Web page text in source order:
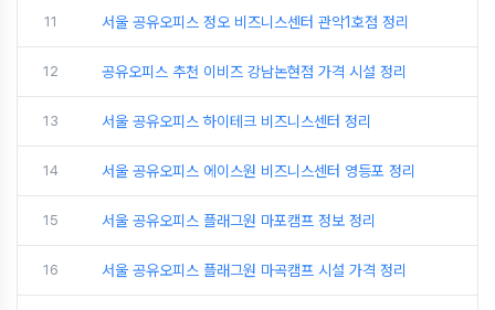
11 서울 공유오피스 정오 비즈니스센터 관악1호점 정리
12 공유오피스 추천 이비즈 강남논현점 가격 시설 정리
13 서울 공유오피스 하이테크 비즈니스센터 정리
14 서울 공유오피스 에이스원 비즈니스센터 영등포 정리
15 서울 공유오피스 플래그원 마포캠프 정보 정리
16 서울 공유오피스 플래그원 마곡캠프 시설 가격 정리